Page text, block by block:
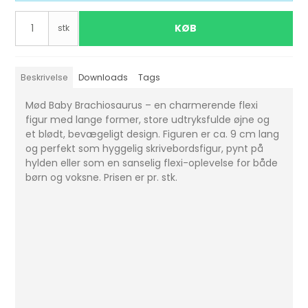
stk KØB
Beskrivelse Downloads Tags
Mød Baby Brachiosaurus – en charmerende flexi
figur med lange former, store udtryksfulde øjne og
et blødt, bevægeligt design. Figuren er ca. 9 cm lang
og perfekt som hyggelig skrivebordsfigur, pynt på
hylden eller som en sanselig flexi-oplevelse for både
børn og voksne. Prisen er pr. stk.